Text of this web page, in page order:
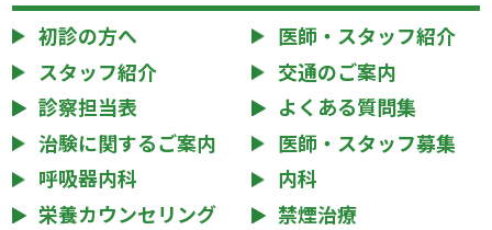
初診の方へ
医師・スタッフ紹介
スタッフ紹介
交通のご案内
診察担当表
よくある質問集
治験に関するご案内
医師・スタッフ募集
呼吸器内科
内科
栄養カウンセリング
禁煙治療